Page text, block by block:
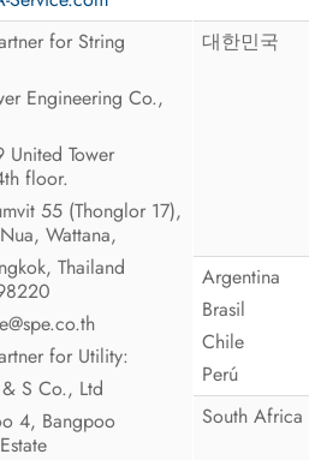
for String
Engineering Co.,
Tower
floor.
55 (Thonglor 17),
Wattana,
Thailand
for Utility:
S Co., Ltd
4, Bangpoo
대한민국
Argentina
Brasil
Chile
Perú
South Africa